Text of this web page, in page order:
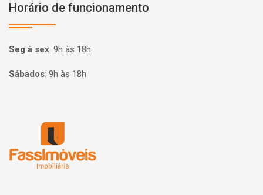
Horário de funcionamento
Seg à sex: 9h às 18h
Sábados: 9h às 18h